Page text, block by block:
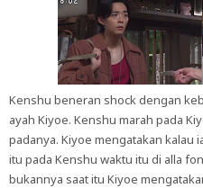
Kenshu beneran shock dengan
ayah Kiyoe. Kenshu marah pada
padanya. Kiyoe mengatakan kalau
itu pada Kenshu waktu itu di alla
bukannya saat itu Kiyoe